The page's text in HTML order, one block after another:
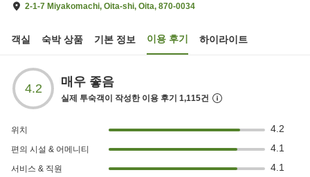
2-1-7 Miyakomachi, Oita-shi, Oita, 870-0034
객실 숙박 상품 기본 정보 이용 후기 하이라이트
4.2 매우 좋음
실제 투숙객이 작성한 이용 후기 1,115건
위치 4.2
편의 시설 & 어메니티 4.1
서비스 & 직원 4.1